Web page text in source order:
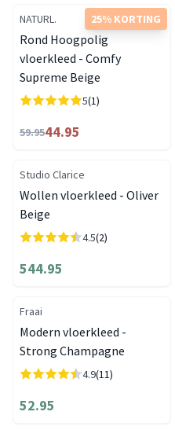
25% KORTING
NATURL.
Rond Hoogpolig
vloerkleed - Comfy
Supreme Beige
5(1)
59.9544.95
Studio Clarice
Wollen vloerkleed - Oliver
Beige
4.5(2)
544.95
Fraai
Modern vloerkleed -
Strong Champagne
4.9(11)
52.95